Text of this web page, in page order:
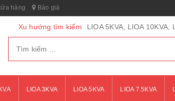
hàng Báo giá
Xu hướng tìm kiếm LIOA 5KVA, LIOA 10KVA,
LIOA 3KVA LIOA 5KVA LIOA 7.5KVA